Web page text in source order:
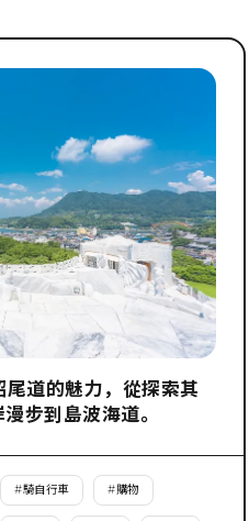
尾道的魅力，從探索其
步到島波海道。
#騎自行車 #購物